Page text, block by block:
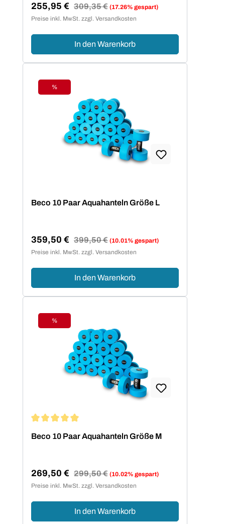
Verkaufspreis:
255,95 € Regulärer Preis:
309,35 € (17.26% gespart)
Preise inkl. MwSt. zzgl. Versandkosten
In den Warenkorb
Rabatt
%
Beco 10 Paar Aquahanteln Größe L
Verkaufspreis:
359,50 € Regulärer Preis:
399,50 € (10.01% gespart)
Preise inkl. MwSt. zzgl. Versandkosten
In den Warenkorb
Rabatt
%
Beco 10 Paar Aquahanteln Größe M
Verkaufspreis:
269,50 € Regulärer Preis:
299,50 € (10.02% gespart)
Preise inkl. MwSt. zzgl. Versandkosten
In den Warenkorb